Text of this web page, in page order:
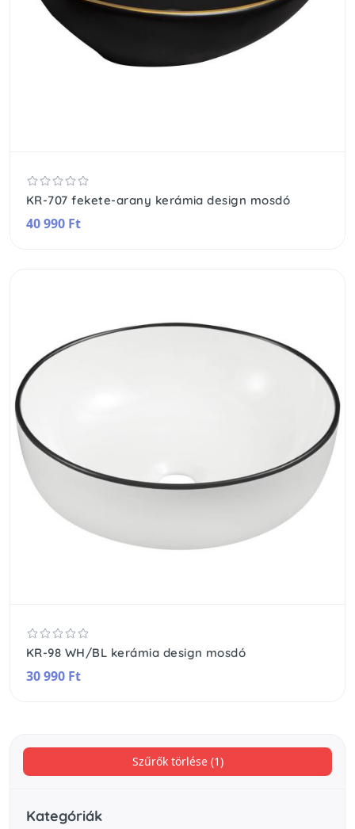
Szűrők törlése (1)
Kategóriák
KR-707 fekete-arany kerámia design mosdó
40 990 Ft
KR-98 WH/BL kerámia design mosdó
30 990 Ft